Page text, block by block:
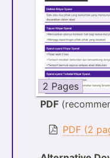
2 Pages
PDF
PDF (2